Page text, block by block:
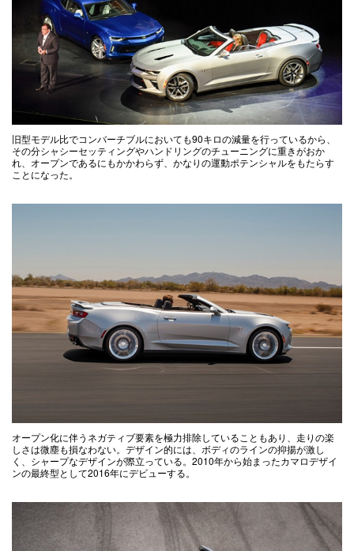
旧型モデル比でコンバーチブルにおいても90キロの減量を行っているから、
その分シャシーセッティングやハンドリングのチューニングに重きがおか
れ、オープンであるにもかかわらず、かなりの運動ポテンシャルをもたらす
ことになった。
オープン化に伴うネガティブ要素を極力排除していることもあり、走りの楽
しさは微塵も損なわない。デザイン的には、ボディのラインの抑揚が激し
く、シャープなデザインが際立っている。2010年から始まったカマロデザイ
ンの最終型として2016年にデビューする。